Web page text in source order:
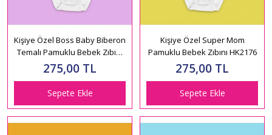
Kişiye Özel Boss Baby Biberon
Temalı Pamuklu Bebek Zıbını
HK2174
275,00 TL
Sepete Ekle
Kişiye Özel Super Mom
Pamuklu Bebek Zıbını HK2176
275,00 TL
Sepete Ekle